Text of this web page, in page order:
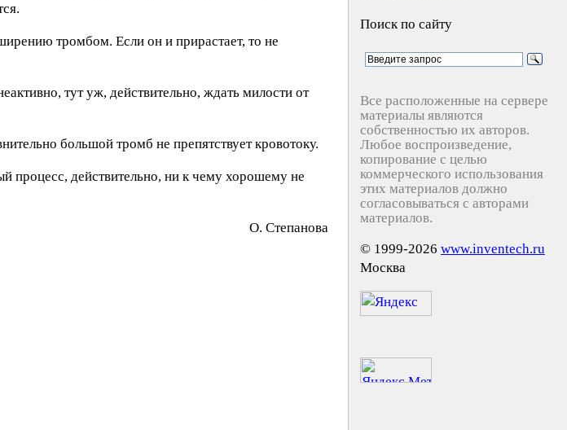
тромбом. Если он и прирастает, то не
тут уж, действительно, ждать милости от
большой тромб не препятствует кровотоку.
процесс, действительно, ни к чему хорошему не
O. Cтeпaнoвa
Поиск по сайту
Все расположенные на сервере
материалы являются
собственностью их авторов.
Любое воспроизведение,
копирование с целью
коммерческого использования
этих материалов должно
согласовываться с авторами
материалов.
© 1999-2026 www.inventech.ru
Москва